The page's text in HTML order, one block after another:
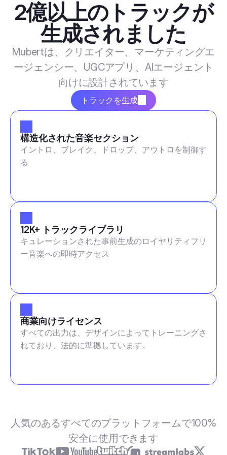
2億以上のトラックが
生成されました
Mubertは、クリエイター、マーケティングエ
ージェンシー、UGCアプリ、AIエージェント
向けに設計されています
トラックを生成
構造化された音楽セクション
イントロ、ブレイク、ドロップ、アウトロを制御す
る
12K+ トラックライブラリ
キュレーションされた事前生成のロイヤリティフリ
ー音楽への即時アクセス
商業向けライセンス
すべての出力は、デザインによってトレーニングさ
れており、法的に準拠しています。
人気のあるすべてのプラットフォームで100%
安全に使用できます